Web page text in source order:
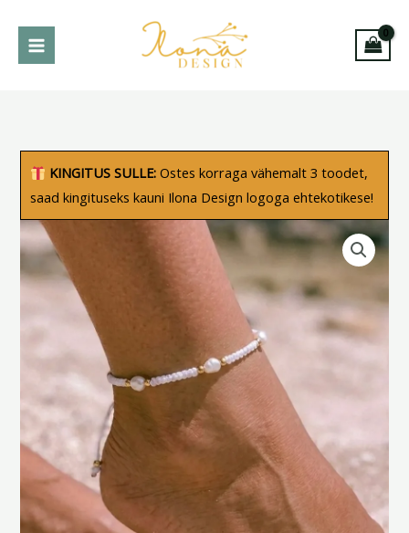
content
KINGITUS SULLE: Ostes korraga vähemalt 3 toodet,
saad kingituseks kauni Ilona Design logoga ehtekotikese!
Pärliga
kogus